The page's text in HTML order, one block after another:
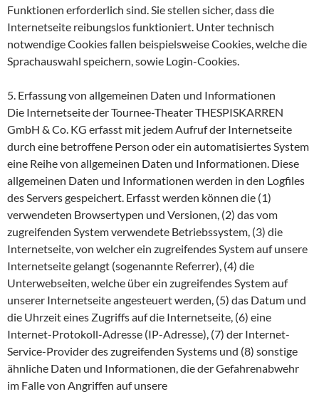
Funktionen erforderlich sind. Sie stellen sicher, dass die
Internetseite reibungslos funktioniert. Unter technisch
notwendige Cookies fallen beispielsweise Cookies, welche die
Sprachauswahl speichern, sowie Login-Cookies.
5. Erfassung von allgemeinen Daten und Informationen
Die Internetseite der Tournee-Theater THESPISKARREN
GmbH & Co. KG erfasst mit jedem Aufruf der Internetseite
durch eine betroffene Person oder ein automatisiertes System
eine Reihe von allgemeinen Daten und Informationen. Diese
allgemeinen Daten und Informationen werden in den Logfiles
des Servers gespeichert. Erfasst werden können die (1)
verwendeten Browsertypen und Versionen, (2) das vom
zugreifenden System verwendete Betriebssystem, (3) die
Internetseite, von welcher ein zugreifendes System auf unsere
Internetseite gelangt (sogenannte Referrer), (4) die
Unterwebseiten, welche über ein zugreifendes System auf
unserer Internetseite angesteuert werden, (5) das Datum und
die Uhrzeit eines Zugriffs auf die Internetseite, (6) eine
Internet-Protokoll-Adresse (IP-Adresse), (7) der Internet-
Service-Provider des zugreifenden Systems und (8) sonstige
ähnliche Daten und Informationen, die der Gefahrenabwehr
im Falle von Angriffen auf unsere